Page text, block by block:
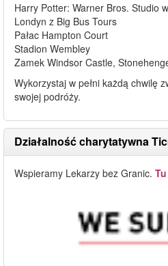
Harry Potter: Warner Bros. Studio
Londyn z Big Bus Tours
Pałac Hampton Court
Stadion Wembley
Zamek Windsor Castle,
Wykorzystaj w pełni każdą chwilę
swojej podróży.
Działalność charytatywna
Wspieramy Lekarzy bez Granic.